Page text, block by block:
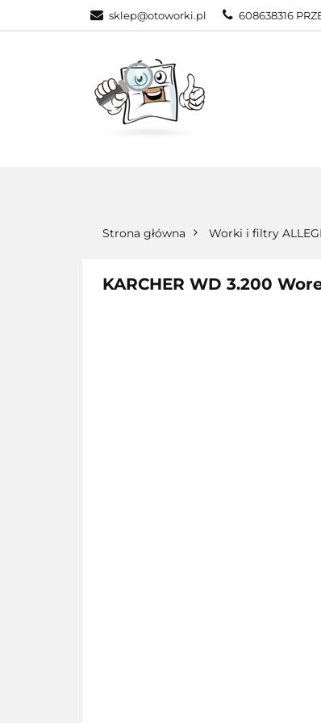
sklep@otoworki.pl 608638316
NASZA
Strona główna Worki i filtry
KARCHER WD 3.200